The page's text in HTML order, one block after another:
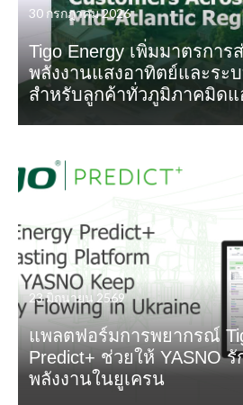
30 กรกฎาคม 2026
Tigo Energy เพิ่มมาตรการ
พลังงานแสงอาทิตย์และระ
สำหรับลูกค้าทั่วภูมิภาคมิด
23 มิถุนายน 2569
แพลตฟอร์มการพยากรณ์
Predict+ ช่วยให้ YASNO
พลังงานในยูเครน